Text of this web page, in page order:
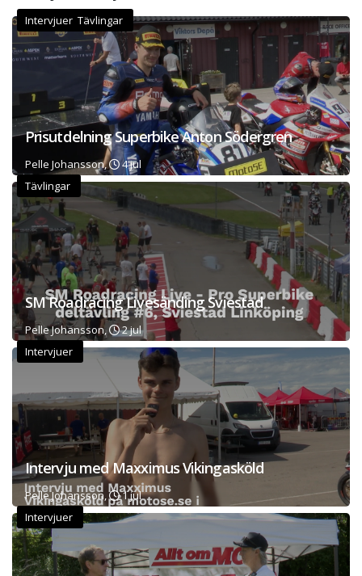
Intervjuer Tävlingar
Prisutdelning Superbike Anton Södergren
Pelle Johansson,
4 jul
Tävlingar
SM Roadracing Livesänding Sviestad
Pelle Johansson,
2 jul
Intervjuer
Intervju med Maxximus Vikingasköld
Pelle Johansson,
1 jul
Intervjuer